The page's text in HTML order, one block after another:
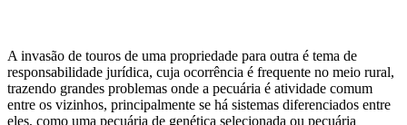
A invasão de touros de uma propriedade para outra é tema de
responsabilidade jurídica, cuja ocorrência é frequente no meio rural,
trazendo grandes problemas onde a pecuária é atividade comum
entre os vizinhos, principalmente se há sistemas diferenciados entre
eles, como uma pecuária de genética selecionada ou pecuária